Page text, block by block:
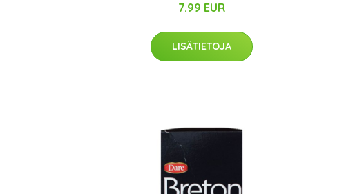
7.99 EUR
LISÄTIETOJA